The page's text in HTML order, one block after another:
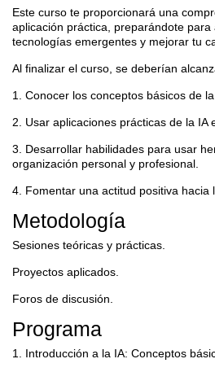
Este curso te proporcionará una
aplicación práctica, preparándote para
tecnologías emergentes y mejorar tu
Al finalizar el curso, se deberían
1. Conocer los conceptos básicos de la
2. Usar aplicaciones prácticas de la IA
3. Desarrollar habilidades para usar
organización personal y profesional.
4. Fomentar una actitud positiva hacia
Metodología
Sesiones teóricas y prácticas.
Proyectos aplicados.
Foros de discusión.
Programa
1. Introducción a la IA: Conceptos